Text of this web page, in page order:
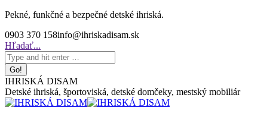
Skip
content
Pekné, funkčné a bezpečné detské ihriská.
0903 370 158info@ihriskadisam.sk
Search:
Hľadať...
IHRISKÁ DISAM
Detské ihriská, športoviská, detské domčeky, mestský mobiliár